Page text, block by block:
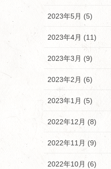
2023年5月 (5)
2023年4月 (11)
2023年3月 (9)
2023年2月 (6)
2023年1月 (5)
2022年12月 (8)
2022年11月 (9)
2022年10月 (6)